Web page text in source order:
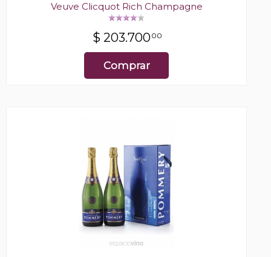
Veuve Clicquot Rich Champagne
$ 203.70000
Comprar